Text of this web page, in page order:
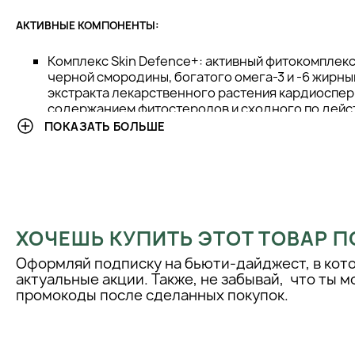
АКТИВНЫЕ КОМПОНЕНТЫ:
Комплекс Skin Defence+: активный
черной смородины, богатого омега-3 и -6
экстракта лекарственного растения
содержанием фитостеролов и сходного по
гидрокортизоном, не омыляемой фракции масла
впитывается, обеспечивая эффективное
составе рецептур оно способствует
проникновению биологически активных
барьер кожи, оставляет на коже приятное
гладкости.
ПОКАЗАТЬ БОЛЬШЕ
ХОЧЕШЬ КУПИТЬ ЭТОТ ТОВАР
Оформляй подписку на бьюти-дайджест, в
актуальные акции. Также, не забывай, что ты
промокоды после сделанных покупок.